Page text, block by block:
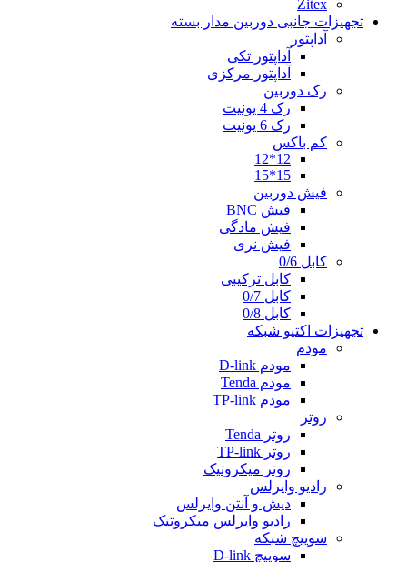
Zitex
تجهیزات جانبی دوربین مدار بسته
آداپتور
آداپتور تکی
آداپتور مرکزی
رک دوربین
رک 4 یونیت
رک 6 یونیت
کم باکس
12*12
15*15
فیش دوربین
فیش BNC
فیش مادگی
فیش نری
کابل 0/6
کابل ترکیبی
کابل 0/7
کابل 0/8
تجهیزات اکتیو شبکه
مودم
مودم D-link
مودم Tenda
مودم TP-link
روتر
روتر Tenda
روتر TP-link
روتر میکروتیک
رادیو وایرلس
دیش و آنتن وایرلس
رادیو وایرلس میکروتیک
سوییچ شبکه
سوییچ D-link